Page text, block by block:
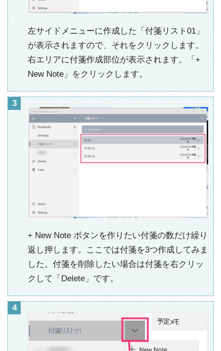
左サイドメニューに作成した「付箋リスト01」
が表示されますので、それをクリックします。
右エリアに付箋作成部位が表示されます。「+
New Note」をクリックします。
+ New Note ボタンを作りたい付箋の数だけ繰り
返し押します。ここでは付箋を3つ作成してみま
した。付箋を削除したい場合は付箋を右クリッ
クして「Delete」です。